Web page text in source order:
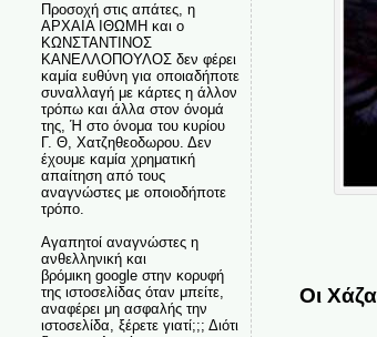
Προσοχή στις απάτες, η
ΑΡΧΑΙΑ ΙΘΩΜΗ και ο
ΚΩΝΣΤΑΝΤΙΝΟΣ
ΚΑΝΕΛΛΟΠΟΥΛΟΣ δεν φέρει
καμία ευθύνη για οποιαδήποτε
συναλλαγή με κάρτες η άλλον
τρόπω και άλλα στον όνομά
της, Ή στο όνομα του κυρίου
Γ. Θ, Χατζηθεοδωρου. Δεν
έχουμε καμία χρηματική
απαίτηση από τους
αναγνώστες με οποιοδήποτε
τρόπο.
Αγαπητοί αναγνώστες η
ανθελληνική και
βρόμικη google στην κορυφή
της ιστοσελίδας όταν μπείτε,
αναφέρει μη ασφαλής την
ιστοσελίδα, ξέρετε γιατί;;; Διότι
Οι